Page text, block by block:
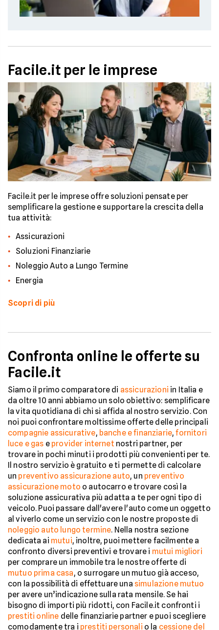
Facile.it per le imprese
Facile.it per le imprese offre soluzioni pensate per
semplificare la gestione e supportare la crescita della
tua attività:
Assicurazioni
Soluzioni Finanziarie
Noleggio Auto a Lungo Termine
Energia
Scopri di più
Confronta online le offerte su
Facile.it
Siamo il primo comparatore di assicurazioni in Italia e
da oltre 10 anni abbiamo un solo obiettivo: semplificare
la vita quotidiana di chi si affida al nostro servizio. Con
noi puoi confrontare moltissime offerte delle principali
compagnie assicurative, banche e finanziarie,fornitori
luce e gas e provider internet nostri partner, per
trovare in pochi minuti i prodotti più convenienti per te.
Il nostro servizio è gratuito e ti permette di calcolare
un preventivo assicurazione auto, un preventivo
assicurazione moto o autocarro e trovare così la
soluzione assicurativa più adatta a te per ogni tipo di
veicolo. Puoi passare dall'avere l'auto come un oggetto
al viverlo come un servizio con le nostre proposte di
noleggio auto lungo termine. Nella nostra sezione
dedicata ai mutui, inoltre, puoi mettere facilmente a
confronto diversi preventivi e trovare i mutui migliori
per comprare un immobile tra le nostre offerte di
mutuo prima casa, o surrogare un mutuo già acceso,
con la possibilità di effettuare una simulazione mutuo
per avere un’indicazione sulla rata mensile. Se hai
bisogno di importi più ridotti, con Facile.it confronti i
prestiti online delle finanziarie partner e puoi scegliere
comodamente tra i prestiti personali o la cessione del